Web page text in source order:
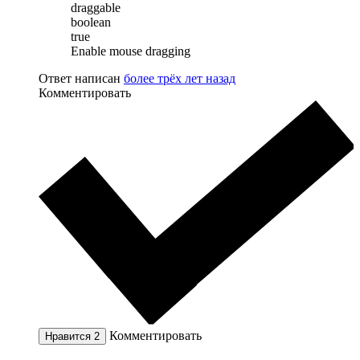
draggable
boolean
true
Enable mouse dragging
Ответ написан более трёх лет назад
Комментировать
Нравится 2 Комментировать